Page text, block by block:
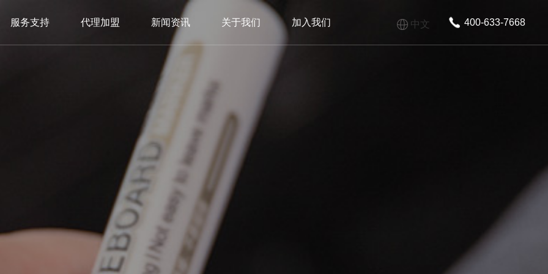
服务支持 代理加盟 新闻资讯 关于我们 加入我们 中文 400-633-7668